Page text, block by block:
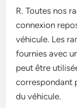
R. Toutes nos
connexion
véhicule. Les
fournies avec
peut être
correspondant
du véhicule.